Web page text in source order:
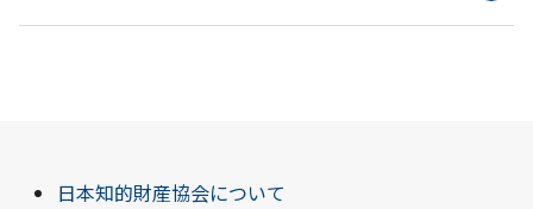
日本知的財産協会について